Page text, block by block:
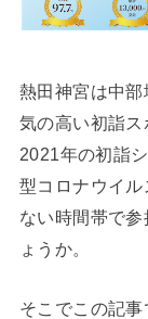
熱田神宮は中部
気の高い初詣ス
2021年の初詣
型コロナウイ
ない時間帯で参
ょうか。
そこでこの記